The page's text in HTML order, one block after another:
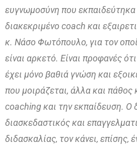
ευγνωμοσύνη που εκπαιδεύτηκα
διακεκριμένο coach και
κ. Νάσο Φωτόπουλο, για τον
είναι αρκετό. Είναι προφανές
έχει μόνο βαθιά γνώση και
που μοιράζεται, άλλα και πάθος
coaching και την εκπαίδευση. Ο
διασκεδαστικός και
διδασκαλίας, τον κάνει, επίσης,